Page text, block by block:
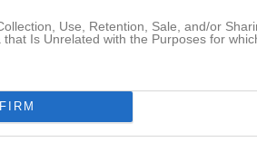
Use, Retention, Sale, and/or
Is Unrelated with the Purposes for
skapa ert första
Laget